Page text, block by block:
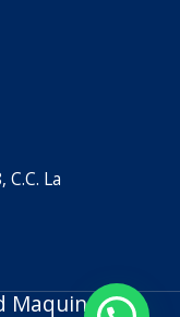
La
Maquinarias